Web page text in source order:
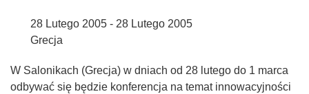
28 Lutego 2005 - 28 Lutego 2005
Grecja
W Salonikach (Grecja) w dniach od 28 lutego do 1 marca
odbywać się będzie konferencja na temat innowacyjności